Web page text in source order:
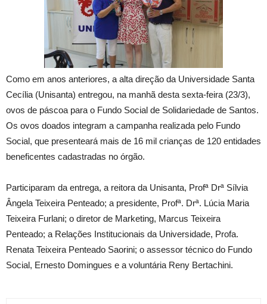
Como em anos anteriores, a alta direção da Universidade Santa
Cecília (Unisanta) entregou, na manhã desta sexta-feira (23/3),
ovos de páscoa para o Fundo Social de Solidariedade de Santos.
Os ovos doados integram a campanha realizada pelo Fundo
Social, que presenteará mais de 16 mil crianças de 120 entidades
beneficentes cadastradas no órgão.
Participaram da entrega, a reitora da Unisanta, Profª Drª Sílvia
Ângela Teixeira Penteado; a presidente, Profª. Drª. Lúcia Maria
Teixeira Furlani; o diretor de Marketing, Marcus Teixeira
Penteado; a Relações Institucionais da Universidade, Profa.
Renata Teixeira Penteado Saorini; o assessor técnico do Fundo
Social, Ernesto Domingues e a voluntária Reny Bertachini.